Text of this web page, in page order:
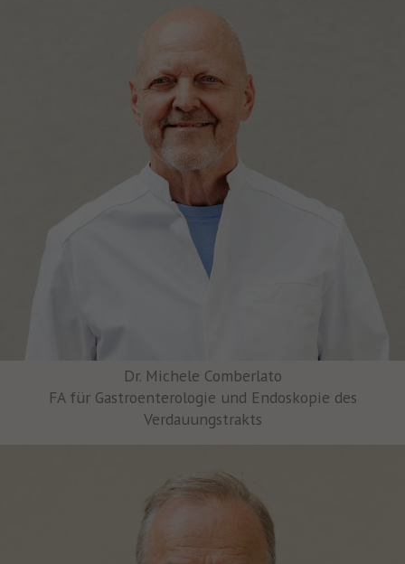
Dr. Michele Comberlato
FA für Gastroenterologie und Endoskopie des
Verdauungstrakts